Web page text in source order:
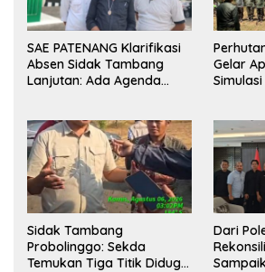
SAE PATENANG Klarifikasi
Absen Sidak Tambang
Lanjutan: Ada Agenda
Gelar
Sidak Tambang
Probolinggo: Sekda
Temukan Tiga Titik Diduga
Dari